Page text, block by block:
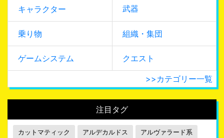
キャラクター 武器
乗り物 組織・集団
ゲームシステム クエスト
>>カテゴリー一覧
注目タグ
カットマティック アルデカルドス アルヴァラード系